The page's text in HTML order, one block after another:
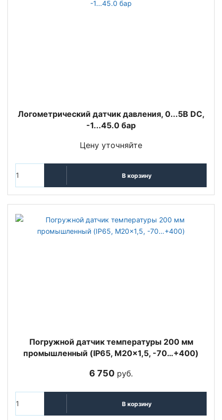
Логометрический датчик давления, 0...5В DC,
-1...45.0 бар
Цену уточняйте
В корзину
Погружной датчик температуры 200 мм
промышленный (IP65, M20x1,5, -70…+400)
6 750 руб.
В корзину